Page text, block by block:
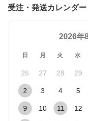
受注・発送カレンダー
2026年
日 月 火 水
26 27 28 29
2 3 4 5
9 10 11 12